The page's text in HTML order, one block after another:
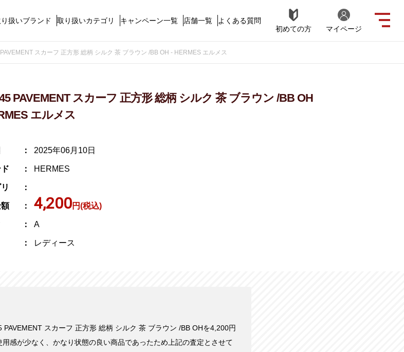
扱いブランド 取り扱いカテゴリ キャンペーン一覧 店舗一覧
よくある質問
初めての方
マイページ
スカーフ 正方形 総柄 シルク 茶 ブラウン /BB OH - HERMES エルメス
PAVEMENT スカーフ 正方形 総柄 シルク 茶 ブラウン /BB OH
エルメス
2025年06月10日
HERMES
4,200円(税込)
A
レディース
スカーフ 正方形 総柄 シルク 茶 ブラウン /BB OHを4,200円
感が少なく、かなり状態の良い商品であったため上記の査定とさせて